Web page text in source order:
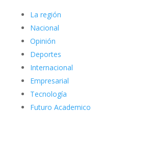
La región
Nacional
Opinión
Deportes
Internacional
Empresarial
Tecnología
Futuro Academico